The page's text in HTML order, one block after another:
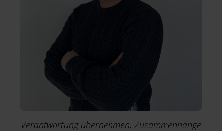
Verantwortung übernehmen, Zusammenhänge